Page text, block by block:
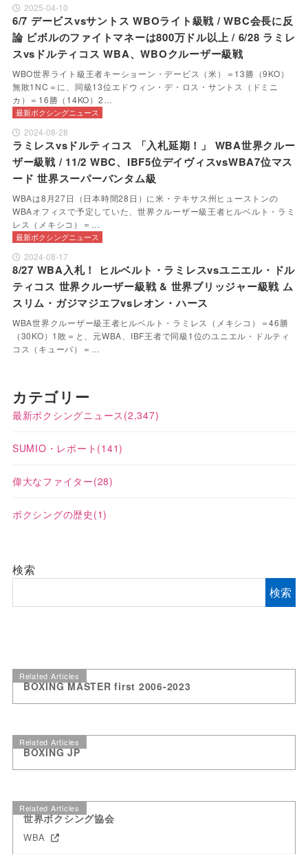
2025-04-10
6/7 デービスvsサントス WBOライト級戦 / WBC会長に反
論 ビボルのファイトマネーは800万ドル以上 / 6/28 ラミレ
スvsドルティコス WBA、WBOクルーザー級戦
WBO世界ライト級王者キーショーン・デービス（米）＝13勝（9KO）
無敗1NC＝に、同級13位エドウィン・デ・ロス・サントス（ドミニ
カ）＝16勝（14KO）2…
最新ボクシングニュース
2024-08-28
ラミレスvsドルティコス 「入札延期！」 WBA世界クルー
ザー級戦 / 11/2 WBC、IBF5位デイヴィスvsWBA7位マス
ード 世界スーパーバンタム級
WBAは8月27日（日本時間28日）に米・テキサス州ヒューストンの
WBAオフィスで予定していた、世界クルーザー級王者ヒルベルト・ラミ
レス（メキシコ）＝…
最新ボクシングニュース
2024-08-17
8/27 WBA入札！ ヒルベルト・ラミレスvsユニエル・ドル
ティコス 世界クルーザー級戦 & 世界ブリッジャー級戦 ム
スリム・ガジマジエフvsレオン・ハース
WBA世界クルーザー級王者ヒルベルト・ラミレス（メキシコ）＝46勝
（30KO）1敗＝と、元WBA、IBF王者で同級1位のユニエル・ドルティ
コス（キューバ）＝…
カテゴリー
最新ボクシングニュース (2,347)
SUMIO・レポート (141)
偉大なファイター(28)
ボクシングの歴史 (1)
検索
検索
Related Articles
BOXING MASTER first 2006-2023
Related Articles
BOXING JP
Related Articles
世界ボクシング協会
WBA